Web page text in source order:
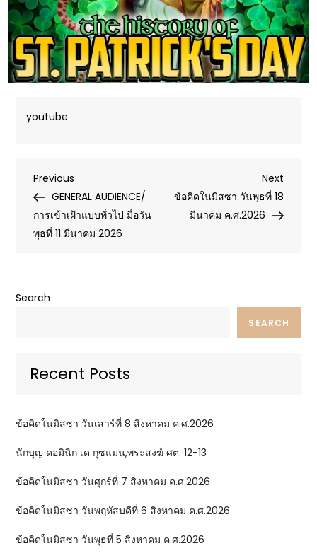
youtube
Post
navigation
Previous
Post
Previous
GENERAL AUDIENCE/
การเข้าเฝ้าแบบทั่วไป มื่อวัน
พุธที่ 11 มีนาคม 2026
Next
Post
Next
ข้อคิดในมิสซา วันพุธที่ 18
มีนาคม ค.ศ.2026
Search
SEARCH
Recent Posts
ข้อคิดในมิสซา วันเสาร์ที่ 8 สิงหาคม ค.ศ.2026
นักบุญ ดอมินิก เด กุซแมน,พระสงฆ์ ศต. 12-13
ข้อคิดในมิสซา วันศุกร์ที่ 7 สิงหาคม ค.ศ.2026
ข้อคิดในมิสซา วันพฤหัสบดีที่ 6 สิงหาคม ค.ศ.2026
ข้อคิดในมิสซา วันพุธที่ 5 สิงหาคม ค.ศ.2026